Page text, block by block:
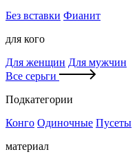
Без вставки Фианит
для кого
Для женщин Для мужчин
Все серьги
Подкатегории
Конго Одиночные Пусеты
материал